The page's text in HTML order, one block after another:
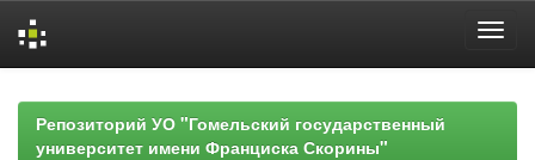
navigationРепозиторий УО "Гомельский государственный
университет имени Франциска Скорины"